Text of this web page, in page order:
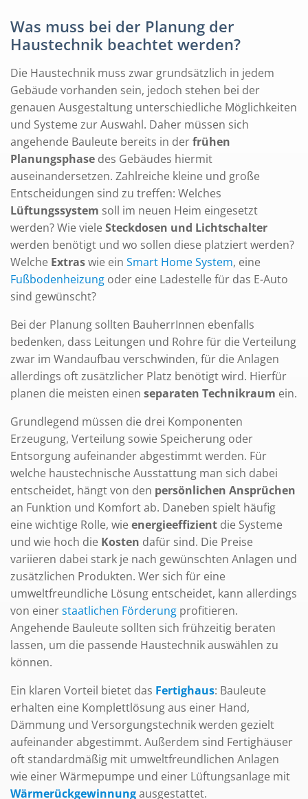
Was muss bei der Planung der
Haustechnik beachtet werden?
Die Haustechnik muss zwar grundsätzlich in jedem
Gebäude vorhanden sein, jedoch stehen bei der
genauen Ausgestaltung unterschiedliche Möglichkeiten
und Systeme zur Auswahl. Daher müssen sich
angehende Bauleute bereits in derfrühen
Planungsphase des Gebäudes hiermit
auseinandersetzen. Zahlreiche kleine und große
Entscheidungen sind zu treffen: Welches
Lüftungssystem soll im neuen Heim eingesetzt
werden? Wie vieleSteckdosen und Lichtschalter
werden benötigt und wo sollen diese platziert werden?
Welche Extraswie ein Smart Home System, eine
Fußbodenheizung oder eine Ladestelle für das E-Auto
sind gewünscht?
Bei der Planung sollten BauherrInnen ebenfalls
bedenken, dass Leitungen und Rohre für die Verteilung
zwar im Wandaufbau verschwinden, für die Anlagen
allerdings oft zusätzlicher Platz benötigt wird. Hierfür
planen die meisten einen separaten Technikraum ein.
Grundlegend müssen die drei Komponenten
Erzeugung, Verteilung sowie Speicherung oder
Entsorgung aufeinander abgestimmt werden. Für
welche haustechnische Ausstattung man sich dabei
entscheidet, hängt von den persönlichen Ansprüchen
an Funktion und Komfort ab. Daneben spielt häufig
eine wichtige Rolle, wieenergieeffizient die Systeme
und wie hoch die Kosten dafür sind. Die Preise
variieren dabei stark je nach gewünschten Anlagen und
zusätzlichen Produkten. Wer sich für eine
umweltfreundliche Lösung entscheidet, kann allerdings
von einerstaatlichen Förderung profitieren.
Angehende Bauleute sollten sich frühzeitig beraten
lassen, um die passende Haustechnik auswählen zu
können.
Ein klaren Vorteil bietet das Fertighaus: Bauleute
erhalten eine Komplettlösung aus einer Hand,
Dämmung und Versorgungstechnik werden gezielt
aufeinander abgestimmt. Außerdem sind Fertighäuser
oft standardmäßig mit umweltfreundlichen Anlagen
wie einer Wärmepumpe und einer Lüftungsanlage mit
Wärmerückgewinnungausgestattet.